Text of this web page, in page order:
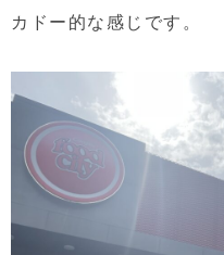
カドー的な感じです。